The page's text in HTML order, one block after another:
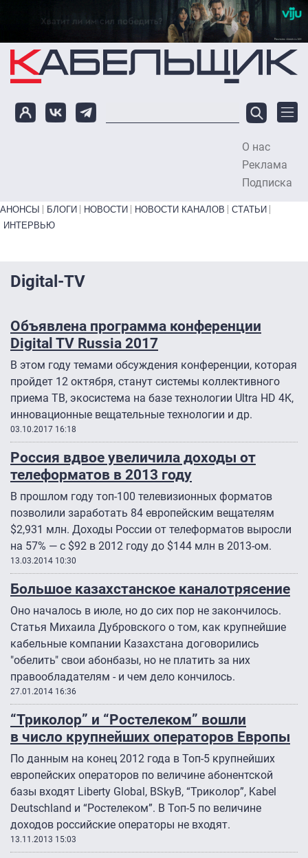
Перейти к основному содержанию
О нас
Реклама
Подписка
Primary links bottom
АНОНСЫ БЛОГИ НОВОСТИ НОВОСТИ КАНАЛОВ
СТАТЬИ
ИНТЕРВЬЮ
Digital-TV
Объявлена программа конференции
Digital TV Russia 2017
В этом году темами обсуждения конференции, которая
пройдет 12 октября, станут системы коллективного
приема ТВ, экосистема на базе технологии Ultra HD 4K,
инновационные вещательные технологии и др.
03.10.2017 16:18
Россия вдвое увеличила доходы от
телеформатов в 2013 году
В прошлом году топ-100 телевизионных форматов
позволили заработать 84 европейским вещателям
$2,931 млн. Доходы России от телеформатов выросли
на 57% — с $92 в 2012 году до $144 млн в 2013-ом.
13.03.2014 10:30
Большое казахстанское каналотрясение
Оно началось в июле, но до сих пор не закончилось.
Статья Михаила Дубровского о том, как крупнейшие
кабельные компании Казахстана договорились
"обелить" свои абонбазы, но не платить за них
правообладателям - и чем дело кончилось.
27.01.2014 16:36
“Триколор” и “Ростелеком” вошли
в число крупнейших операторов Европы
По данным на конец 2012 года в Топ-5 крупнейших
европейских операторов по величине абонентской
базы входят Liberty Global, BSkyB, “Триколор”, Kabel
Deutschland и “Ростелеком”. В Топ-5 по величине
доходов российские операторы не входят.
13.11.2013 15:03